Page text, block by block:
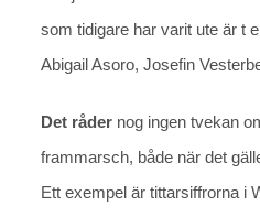
som tidigare har varit ute är t
Abigail Asoro, Josefin
Det råder nog ingen tvekan
frammarsch, både när det
Ett exempel är tittarsiffrorna i